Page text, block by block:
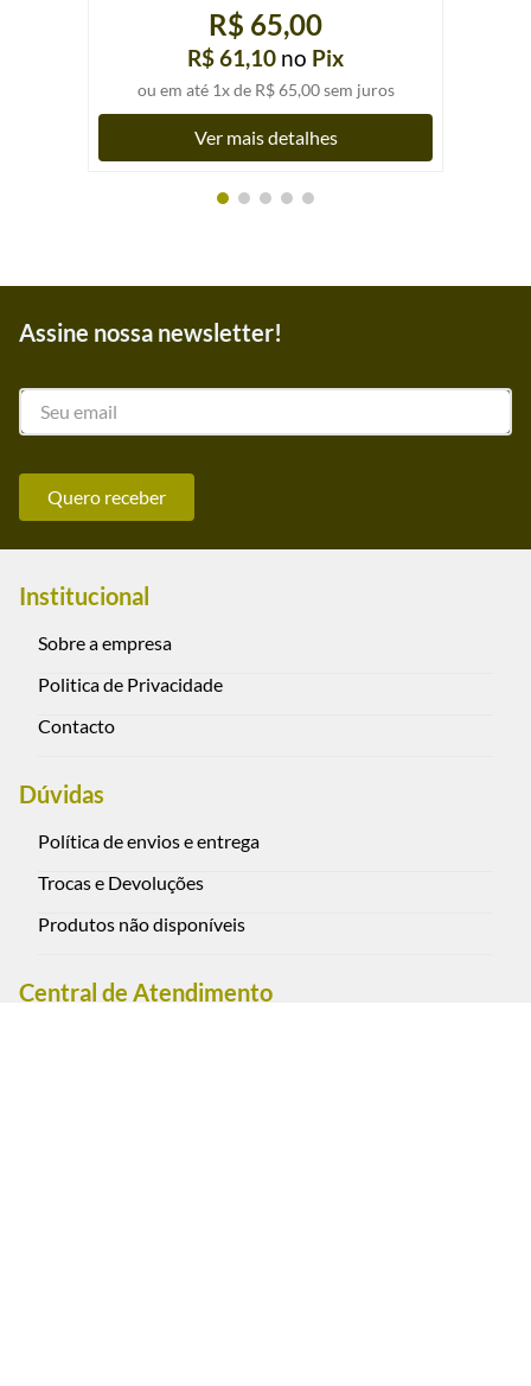
R$ 65,00
R$ 61,10 no Pix
ou em até 1x de R$ 65,00sem juros
Ver mais detalhes
Assine nossa newsletter!
Quero receber
Institucional
Sobre a empresa
Politica de Privacidade
Contacto
Dúvidas
Política de envios e entrega
Trocas e Devoluções
Produtos não disponíveis
Central de Atendimento